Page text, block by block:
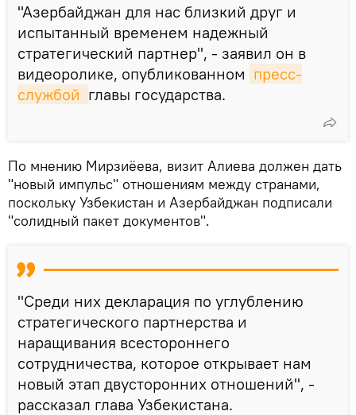
"Азербайджан для нас близкий друг и
испытанный временем надежный
стратегический партнер", - заявил он в
видеоролике, опубликованном пресс-
службой главы государства.
По мнению Мирзиёева, визит Алиева должен дать
"новый импульс" отношениям между странами,
поскольку Узбекистан и Азербайджан подписали
"солидный пакет документов".
"Среди них декларация по углублению
стратегического партнерства и
наращивания всестороннего
сотрудничества, которое открывает нам
новый этап двусторонних отношений", -
рассказал глава Узбекистана.